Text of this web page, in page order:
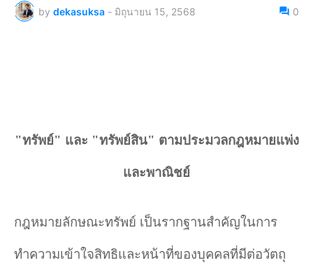
by dekasuksa - มิถุนายน 15, 2568 0
"ทรัพย์" และ "ทรัพย์สิน" ตามประมวลกฎหมายแพ่ง
และพาณิชย์
กฎหมายลักษณะทรัพย์ เป็นรากฐานสำคัญในการ
ทำความเข้าใจสิทธิและหน้าที่ของบุคคลที่มีต่อวัตถุ